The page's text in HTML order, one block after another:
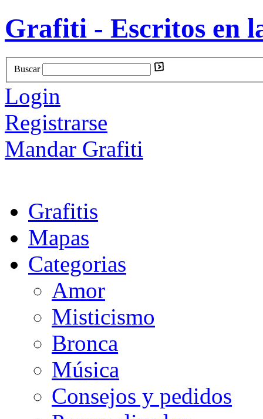
Grafiti - Escritos en
Buscar
Login
Registrarse
Mandar Grafiti
Grafitis
Mapas
Categorias
Amor
Misticismo
Bronca
Música
Consejos y pedidos